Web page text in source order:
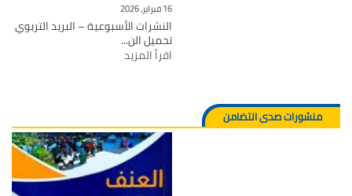
16 فبراير، 2026
النشرات الأسبوعية – البريد التربوي
تحميل الن...
اقرأ المزيد
منشورات صدى التضامن